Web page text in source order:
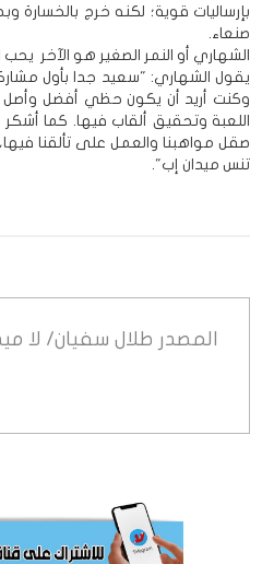
بإرساليات قوية؛ لكنه خرج
صنعاء.
الشهاري أو النمر الصغير هو الآخر يحب
يقول الشهاري: "سعيد جدا بأول
وكنت أريد أن يكون حظي أفضل وأصل
اللعبة وتحقيق ألقاب فيها. كما
صقل مواهبنا والعمل على تألقنا
تنس ميدان إب".
المصدر طلال سفيان/ لا